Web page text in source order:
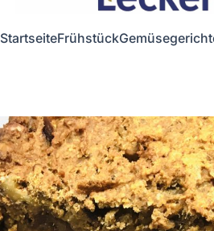
StartseiteFrühstück